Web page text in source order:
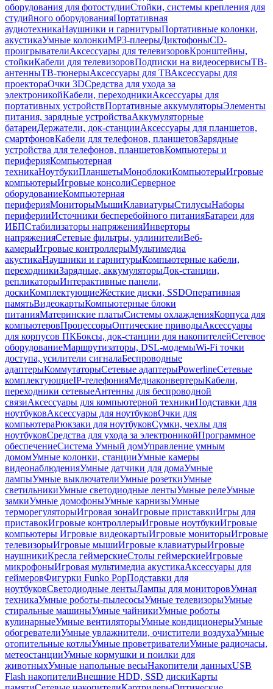
оборудования для фотостудииСтойки, системы крепления для
студийного оборудованияПортативная
аудиотехникаНаушники и гарнитурыПортативные колонки,
акустикаУмные колонкиMP3-плеерыДиктофоныCD-
проигрывателиАксессуары для телевизоровКронштейны,
стойкиКабели для телевизоровПодписки на видеосервисыТВ-
антенныТВ-тюнерыАксессуары для ТВАксессуары для
проектораОчки 3DСредства для ухода за
электроникойКабели, переходникиАксессуары для
портативных устройствПортативные аккумуляторыЭлементы
питания, зарядные устройстваАккумуляторные
батареиДержатели, док-станцииАксессуары для планшетов,
смартфоновКабели для телефонов, планшетовЗарядные
устройства для телефонов, планшетовКомпьютеры и
периферияКомпьютерная
техникаНоутбукиПланшетыМоноблокиКомпьютерыИгровые
компьютерыИгровые консолиСерверное
оборудованиеКомпьютерная
периферияМониторыМышиКлавиатурыСтилусыНаборы
периферииИсточники бесперебойного питанияБатареи для
ИБПСтабилизаторы напряженияИнверторы
напряженияСетевые фильтры, удлинителиВеб-
камерыИгровые контроллерыМультимедиа
акустикаНаушники и гарнитурыКомпьютерные кабели,
переходникиЗарядные, аккумуляторыДок-станции,
репликаторыИнтерактивные панели,
доскиКомплектующиеЖесткие диски, SSDОперативная
памятьВидеокартыКомпьютерные блоки
питанияМатеринские платыСистемы охлажденияКорпуса для
компьютеровПроцессорыОптические приводыАксессуары
для корпусов ПКБоксы, док-станции для накопителейСетевое
оборудованиеМаршрутизаторы, DSL-модемыWi-Fi точки
доступа, усилители сигналаБеспроводные
адаптерыКоммутаторыСетевые адаптерыPowerlineСетевые
комплектующиеIP-телефонияМедиаконвертерыКабели,
переходники сетевыеАнтенны для беспроводной
связиАксессуары для компьютерной техникиПодставки для
ноутбуковАксессуары для ноутбуковОчки для
компьютераРюкзаки для ноутбуковСумки, чехлы для
ноутбуковСредства для ухода за электроникойПрограммное
обеспечениеСистема Умный домУправление умным
домомУмные колонки, станцииУмные камеры
видеонаблюденияУмные датчики для домаУмные
лампыУмные выключателиУмные розеткиУмные
светильникиУмные светодиодные лентыУмные релеУмные
замкиУмные домофоныУмные карнизыУмные
терморегуляторыИгровая зонаИгровые приставкиИгры для
приставокИгровые контроллерыИгровые ноутбукиИгровые
компьютеры Игровые видеокартыИгровые мониторыИгровые
телевизорыИгровые мышиИгровые клавиатурыИгровые
наушникиКресла геймерскиеСтолы геймерскиеИгровые
микрофоныИгровая мультимедиа акустикаАксессуары для
геймеровФигурки Funko PopПодставки для
ноутбуковСветодиодные лентыЛампы для мониторовУмная
техникаУмные роботы-пылесосыУмные телевизорыУмные
стиральные машиныУмные чайникиУмные роботы
кулинарныеУмные вентиляторыУмные кондиционерыУмные
обогревателиУмные увлажнители, очистители воздухаУмные
отопительные котлыУмные проветривателиУмные радиочасы,
метеостанцииУмные кормушки и поилки для
животныхУмные напольные весыНакопители данныхUSB
Flash накопителиВнешние HDD, SSD дискиКарты